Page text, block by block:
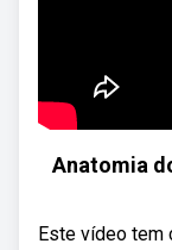
Anatomia
Este vídeo tem